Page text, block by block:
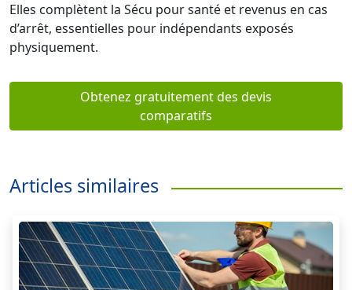
Elles complètent la Sécu pour santé et revenus en cas
d’arrêt, essentielles pour indépendants exposés
physiquement.
Obtenez gratuitement des devis
comparatifs
Articles similaires